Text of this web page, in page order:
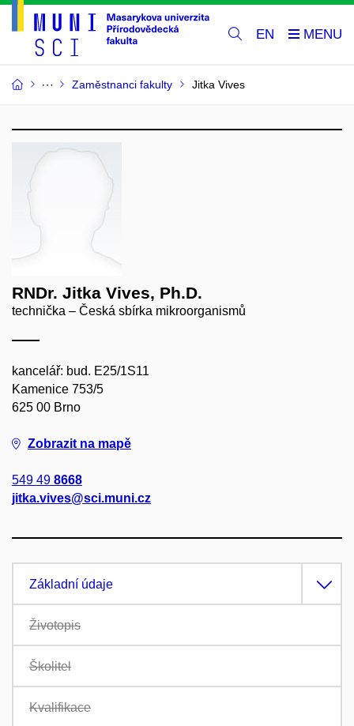
EN
Zaměstnanci fakulty Jitka Vives
RNDr. Jitka Vives, Ph.D.
technička – Česká sbírka mikroorganismů
kancelář: bud. E25/1S11
Kamenice 753/5
625 00 Brno
Zobrazit na mapě
549 49 8668
jitka.vives@sci.muni.cz
Základní údaje
Životopis
Školitel
Kvalifikace